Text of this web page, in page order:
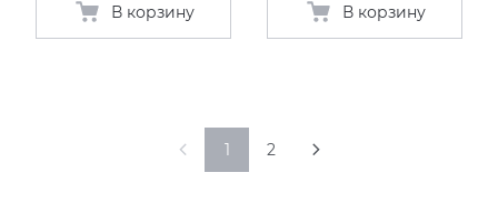
В корзину В корзину
1 2